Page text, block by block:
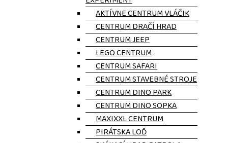
AKTÍVNE CENTRUM VLÁČIK
CENTRUM DRAČÍ HRAD​
CENTRUM JEEP
LEGO CENTRUM
CENTRUM SAFARI
CENTRUM STAVEBNÉ STROJE
CENTRUM DINO PARK
CENTRUM DINO SOPKA
MAXIXXL CENTRUM
PIRÁTSKA LOĎ